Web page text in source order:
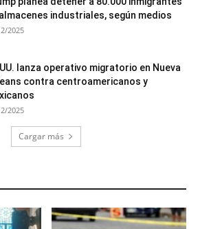
industriales, según medios
2025
lanza operativo migratorio en Nueva
contra centroamericanos y
2025
Cargar más